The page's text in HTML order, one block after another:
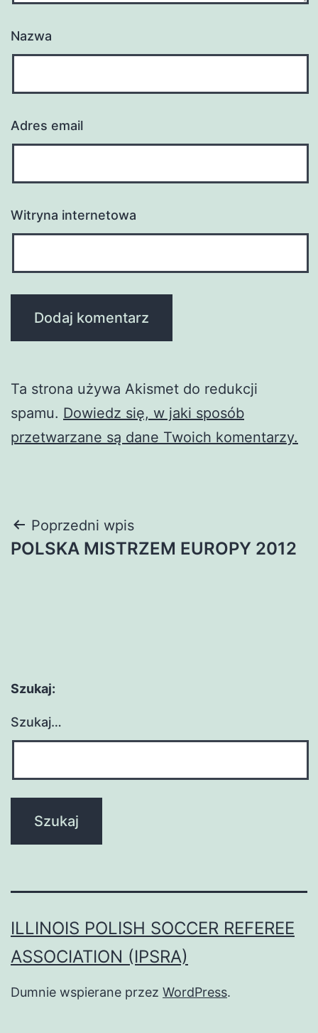
Nazwa
Adres email
Witryna internetowa
Ta strona używa Akismet do redukcji
spamu. Dowiedz się, w jaki sposób
przetwarzane są dane Twoich komentarzy.
Nawigacja
wpisu
Poprzedni wpis
POLSKA MISTRZEM EUROPY 2012
Szukaj:
Szukaj…
ILLINOIS POLISH SOCCER REFEREE
ASSOCIATION (IPSRA)
Dumnie wspierane przez WordPress.